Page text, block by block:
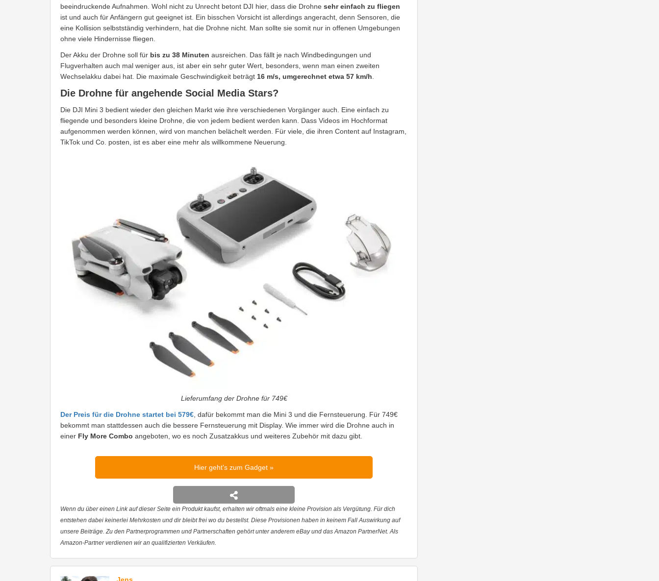
beeindruckende Aufnahmen. Wohl nicht zu Unrecht betont DJI hier, dass die Drohne sehr einfach zu fliegen
ist und auch für Anfängern gut geeignet ist. Ein bisschen Vorsicht ist allerdings angeracht, denn Sensoren, die
eine Kollision selbstständig verhindern, hat die Drohne nicht. Man sollte sie somit nur in offenen Umgebungen
ohne viele Hindernisse fliegen.
Der Akku der Drohne soll für bis zu 38 Minuten ausreichen. Das fällt je nach Windbedingungen und
Flugverhalten auch mal weniger aus, ist aber ein sehr guter Wert, besonders, wenn man einen zweiten
Wechselakku dabei hat. Die maximale Geschwindigkeit beträgt 16 m/s, umgerechnet etwa 57 km/h
Die Drohne für angehende Social Media Stars?
Die DJI Mini 3 bedient wieder den gleichen Markt wie ihre verschiedenen Vorgänger auch. Eine einfach zu
fliegende und besonders kleine Drohne, die von jedem bedient werden kann. Dass Videos im Hochformat
aufgenommen werden können, wird von manchen belächelt werden. Für viele, die ihren Content auf Instagram,
TikTok und Co. posten, ist es aber eine mehr als willkommene Neuerung.
Lieferumfang der Drohne für 749€
Der Preis für die Drohne startet bei 579€ , dafür bekommt man die Mini 3 und die Fernsteuerung. Für 749€
bekommt man stattdessen auch die bessere Fernsteuerung mit Display. Wie immer wird die Drohne auch in
einer Fly More Combo angeboten, wo es noch Zusatzakkus und weiteres Zubehör mit dazu gibt.
Hier geht's zum Gadget
Wenn du über einen Link auf dieser Seite ein Produkt kaufst, erhalten wir oftmals eine kleine Provision als Vergütung. Für dich
entstehen dabei keinerlei Mehrkosten und dir bleibt frei wo du bestellst. Diese Provisionen haben in keinem Fall Auswirkung auf
unsere Beiträge. Zu den Partnerprogrammen und Partnerschaften gehört unter anderem eBay und das Amazon PartnerNet. Als
Amazon-Partner verdienen wir an qualifizierten Verkäufen.